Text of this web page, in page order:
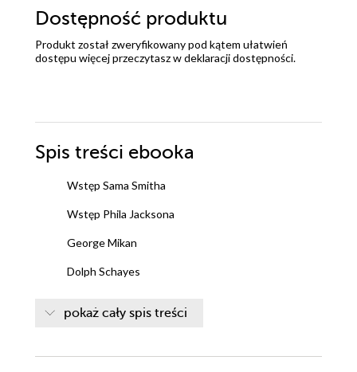
Dostępność produktu
Produkt został zweryfikowany pod kątem ułatwień
dostępu więcej przeczytasz wdeklaracji dostępności.
Spis treści ebooka
Wstęp Sama Smitha
Wstęp Phila Jacksona
George Mikan
Dolph Schayes
Bill Sharman
pokaż cały spis treści